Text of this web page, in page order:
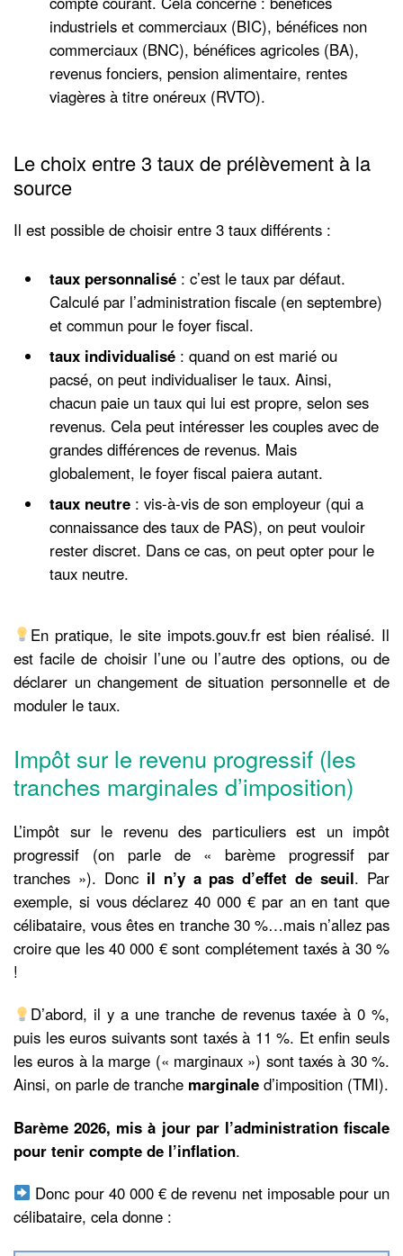
industriels et commerciaux (BIC), bénéfices non
commerciaux (BNC), bénéfices agricoles (BA),
revenus fonciers, pension alimentaire, rentes
viagères à titre onéreux (RVTO).
Le choix entre 3 taux de prélèvement à la
source
Il est possible de choisir entre 3 taux différents :
taux personnalisé : c’est le taux par défaut.
Calculé par l’administration fiscale (en septembre)
et commun pour le foyer fiscal.
taux individualisé : quand on est marié ou
pacsé, on peut individualiser le taux. Ainsi,
chacun paie un taux qui lui est propre, selon ses
revenus. Cela peut intéresser les couples avec de
grandes différences de revenus. Mais
globalement, le foyer fiscal paiera autant.
taux neutre : vis-à-vis de son employeur (qui a
connaissance des taux de PAS), on peut vouloir
rester discret. Dans ce cas, on peut opter pour le
taux neutre.
En pratique, le site impots.gouv.fr est bien réalisé. Il
est facile de choisir l’une ou l’autre des options, ou de
déclarer un changement de situation personnelle et de
moduler le taux.
Impôt sur le revenu progressif (les
tranches marginales d’imposition)
L’impôt sur le revenu des particuliers est un impôt
progressif (on parle de « barème progressif par
tranches »). Doncil n’y a pas d’effet de seuil. Par
exemple, si vous déclarez 40 000 € par an en tant que
célibataire, vous êtes en tranche 30 %…mais n’allez pas
croire que les 40 000 € sont complétement taxés à 30 %
!
D’abord, il y a une tranche de revenus taxée à 0 %,
puis les euros suivants sont taxés à 11 %. Et enfin seuls
les euros à la marge (« marginaux ») sont taxés à 30 %.
Ainsi, on parle de tranche marginale d’imposition (TMI).
Barème 2026, mis à jour par l’administration fiscale
pour tenir compte de l’inflation.
Donc pour 40 000 € de revenu net imposable pour un
célibataire, cela donne :